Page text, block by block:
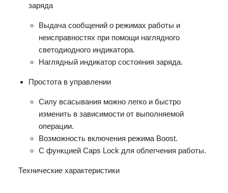
заряда
Выдача сообщений о режимах работы и
неисправностях при помощи наглядного
светодиодного индикатора.
Наглядный индикатор состояния заряда.
Простота в управлении
Силу всасывания можно легко и быстро
изменить в зависимости от выполняемой
операции.
Возможность включения режима Boost.
С функцией Caps Lock для облегчения работы.
Технические характеристики